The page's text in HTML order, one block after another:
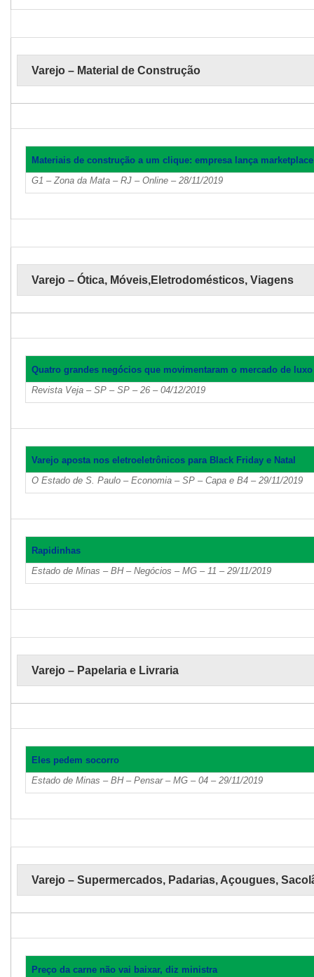
Varejo – Material de Construção
Materiais de construção a um clique: empresa lança
G1 – Zona da Mata – RJ – Online – 28/11/2019
Varejo – Ótica, Móveis,Eletrodomésticos, Viagens
Quatro grandes negócios que movimentaram o mercado de luxo
Revista Veja – SP – SP – 26 – 04/12/2019
Varejo aposta nos eletroeletrônicos para Black Friday e Natal
O Estado de S. Paulo – Economia – SP – Capa e B4 – 29/11/2019
Rapidinhas
Estado de Minas – BH – Negócios – MG – 11 – 29/11/2019
Varejo – Papelaria e Livraria
Eles pedem socorro
Estado de Minas – BH – Pensar – MG – 04 – 29/11/2019
Varejo – Supermercados, Padarias, Açougues,
Preço da carne não vai baixar, diz ministra